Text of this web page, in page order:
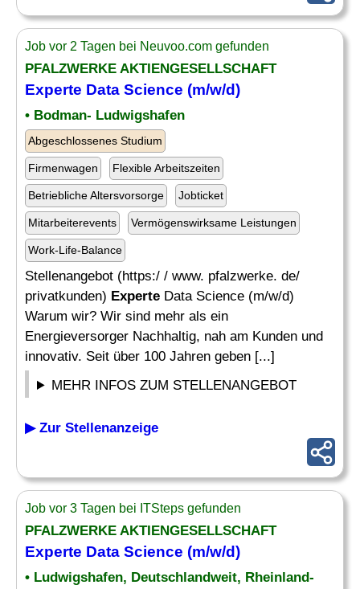
Job vor 2 Tagen bei Neuvoo.com gefunden
PFALZWERKE AKTIENGESELLSCHAFT
Experte Data Science (m/w/d)
• Bodman- Ludwigshafen
Abgeschlossenes Studium
Firmenwagen Flexible Arbeitszeiten
Betriebliche Altersvorsorge Jobticket
Mitarbeiterevents Vermögenswirksame Leistungen
Work-Life-Balance
Stellenangebot (https:/ / www. pfalzwerke. de/
privatkunden) Experte Data Science (m/w/d)
Warum wir? Wir sind mehr als ein
Energieversorger Nachhaltig, nah am Kunden und
innovativ. Seit über 100 Jahren geben [...]
MEHR INFOS ZUM STELLENANGEBOT
▶ Zur Stellenanzeige
Job vor 3 Tagen bei ITSteps gefunden
PFALZWERKE AKTIENGESELLSCHAFT
Experte Data Science (m/w/d)
• Ludwigshafen, Deutschlandweit, Rheinland-